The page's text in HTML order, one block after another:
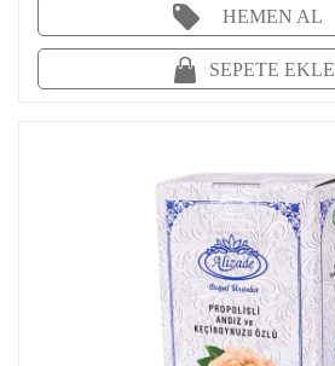
HEMEN AL
SEPETE EKLE